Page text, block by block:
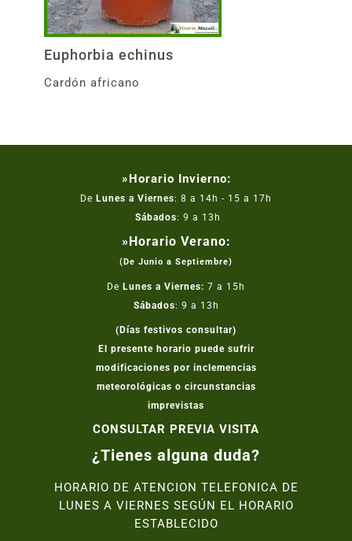
Euphorbia echinus
Cardón africano
»Horario Invierno:
De Lunes a Viernes: 8 a 14h - 15 a 17h
Sábados: 9 a 13h
»Horario Verano:
(De Junio a Septiembre)
De Lunes a Viernes: 7 a 15h
Sábados: 9 a 13h
(Días festivos consultar)
El presente horario puede sufrir
modificaciones por inclemencias
meteorológicas o circunstancias
imprevistas
CONSULTAR PREVIA VISITA
¿Tienes alguna duda?
HORARIO DE ATENCION TELEFONICA DE
LUNES A VIERNES SEGÚN EL HORARIO
ESTABLECIDO